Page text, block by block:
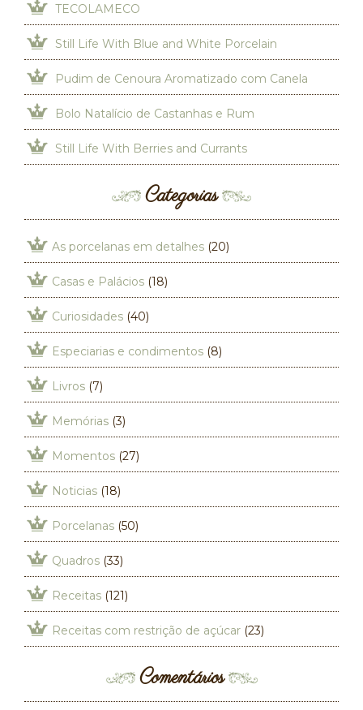
TECOLAMECO
Still Life With Blue and White Porcelain
Pudim de Cenoura Aromatizado com Canela
Bolo Natalício de Castanhas e Rum
Still Life With Berries and Currants
Categorias
As porcelanas em detalhes (20)
Casas e Palácios (18)
Curiosidades (40)
Especiarias e condimentos (8)
Livros (7)
Memórias (3)
Momentos (27)
Noticias (18)
Porcelanas (50)
Quadros (33)
Receitas (121)
Receitas com restrição de açúcar (23)
Comentários